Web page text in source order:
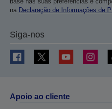
na Declaração de Informações de
Siga-nos
Apoio ao cliente